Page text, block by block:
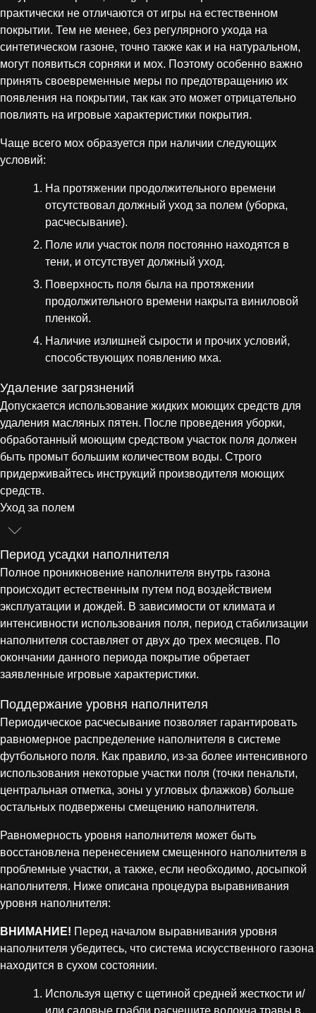
практически не отличаются от игры на естественном
покрытии. Тем не менее, без регулярного ухода на
синтетическом газоне, точно также как и на натуральном,
могут появиться сорняки и мох. Поэтому особенно важно
принять своевременные меры по предотвращению их
появления на покрытии, так как это может отрицательно
повлиять на игровые характеристики покрытия.
Чаще всего мох образуется при наличии следующих
условий:
На протяжении продолжительного времени
отсутствовал должный уход за полем (уборка,
расчесывание).
Поле или участок поля постоянно находятся в
тени, и отсутствует должный уход.
Поверхность поля была на протяжении
продолжительного времени накрыта виниловой
пленкой.
Наличие излишней сырости и прочих условий,
способствующих появлению мха.
Удаление загрязнений
Допускается использование жидких моющих средств для
удаления масляных пятен. После проведения уборки,
обработанный моющим средством участок поля должен
быть промыт большим количеством воды. Строго
придерживайтесь инструкций производителя моющих
средств.
Уход за полем
Период усадки наполнителя
Полное проникновение наполнителя внутрь газона
происходит естественным путем под воздействием
эксплуатации и дождей. В зависимости от климата и
интенсивности использования поля, период стабилизации
наполнителя составляет от двух до трех месяцев. По
окончании данного периода покрытие обретает
заявленные игровые характеристики.
Поддержание уровня наполнителя
Периодическое расчесывание позволяет гарантировать
равномерное распределение наполнителя в системе
футбольного поля. Как правило, из-за более интенсивного
использования некоторые участки поля (точки пенальти,
центральная отметка, зоны у угловых флажков) больше
остальных подвержены смещению наполнителя.
Равномерность уровня наполнителя может быть
восстановлена перенесением смещенного наполнителя в
проблемные участки, а также, если необходимо, досыпкой
наполнителя. Ниже описана процедура выравнивания
уровня наполнителя:
ВНИМАНИЕ! Перед началом выравнивания уровня
наполнителя убедитесь, что система искусственного газона
находится в сухом состоянии.
Используя щетку с щетиной средней жесткости и/
или садовые грабли расчешите волокна травы в